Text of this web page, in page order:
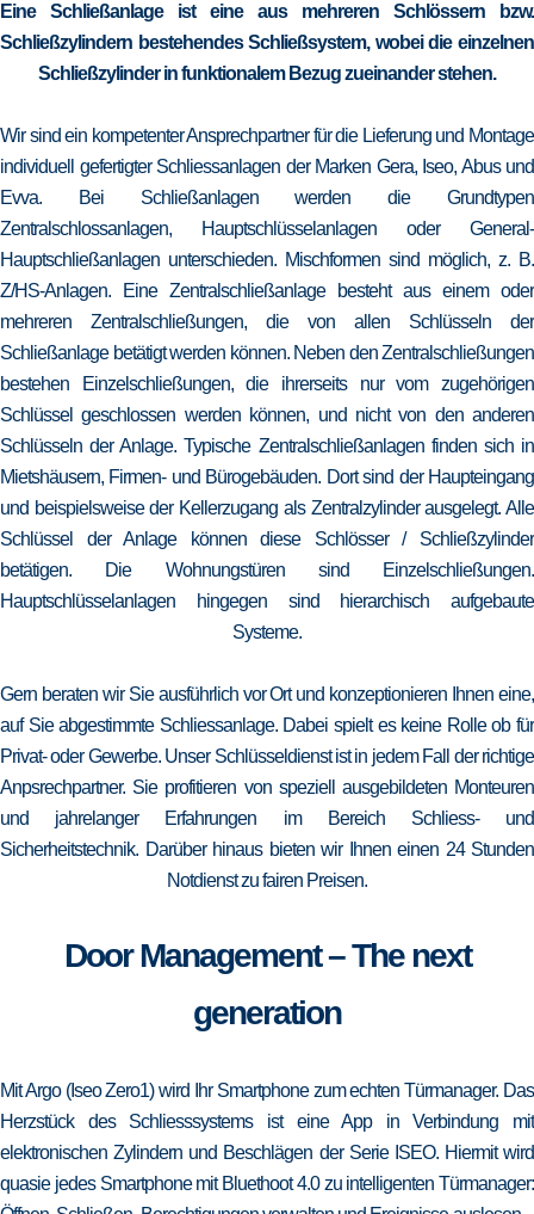
Eine Schließanlage ist eine aus mehreren Schlössern bzw.
Schließzylindern bestehendes Schließsystem, wobei die einzelnen
Schließzylinder in funktionalem Bezug zueinander stehen.
Wir sind ein kompetenter Ansprechpartner für die Lieferung und Montage
individuell gefertigter Schliessanlagen der Marken Gera, Iseo, Abus und
Evva. Bei Schließanlagen werden die Grundtypen
Zentralschlossanlagen, Hauptschlüsselanlagen oder General-
Hauptschließanlagen unterschieden. Mischformen sind möglich, z. B.
Z/HS-Anlagen. Eine Zentralschließanlage besteht aus einem oder
mehreren Zentralschließungen, die von allen Schlüsseln der
Schließanlage betätigt werden können. Neben den Zentralschließungen
bestehen Einzelschließungen, die ihrerseits nur vom zugehörigen
Schlüssel geschlossen werden können, und nicht von den anderen
Schlüsseln der Anlage. Typische Zentralschließanlagen finden sich in
Mietshäusern, Firmen- und Bürogebäuden. Dort sind der Haupteingang
und beispielsweise der Kellerzugang als Zentralzylinder ausgelegt. Alle
Schlüssel der Anlage können diese Schlösser / Schließzylinder
betätigen. Die Wohnungstüren sind Einzelschließungen.
Hauptschlüsselanlagen hingegen sind hierarchisch aufgebaute
Systeme.
Gern beraten wir Sie ausführlich vor Ort und konzeptionieren Ihnen eine,
auf Sie abgestimmte Schliessanlage. Dabei spielt es keine Rolle ob für
Privat- oder Gewerbe. Unser Schlüsseldienst ist in jedem Fall der richtige
Anpsrechpartner. Sie profitieren von speziell ausgebildeten Monteuren
und jahrelanger Erfahrungen im Bereich Schliess- und
Sicherheitstechnik. Darüber hinaus bieten wir Ihnen einen 24 Stunden
Notdienst zu fairen Preisen.
Door Management – The next
generation
Mit Argo (Iseo Zero1) wird Ihr Smartphone zum echten Türmanager. Das
Herzstück des Schliesssystems ist eine App in Verbindung mit
elektronischen Zylindern und Beschlägen der Serie ISEO. Hiermit wird
quasie jedes Smartphone mit Bluethoot 4.0 zu intelligenten Türmanager: